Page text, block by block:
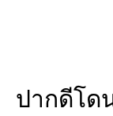
ปากดีโด